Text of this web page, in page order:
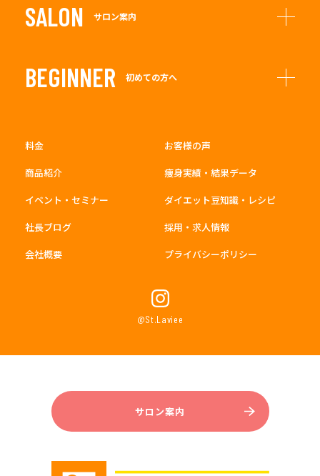
SALON サロン案内
BEGINNER 初めての方へ
料金
お客様の声
商品紹介
痩身実績・結果データ
イベント・セミナー
ダイエット豆知識・レシピ
社長ブログ
採用・求人情報
会社概要
プライバシーポリシー
@St.Laviee
サロン案内